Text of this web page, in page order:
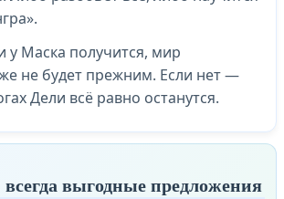
у Маска получится, мир
не будет прежним. Если нет —
Дели всё равно останутся.
выгодные предложения